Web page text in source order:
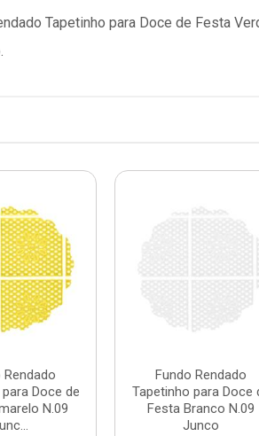
Tapetinho para Doce de Festa
Rendado
Doce de
N.09
Fundo Rendado
Tapetinho para Doce
Festa Branco N.09
Junco